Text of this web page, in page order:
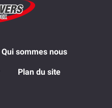
Qui sommes nous
Plan du site